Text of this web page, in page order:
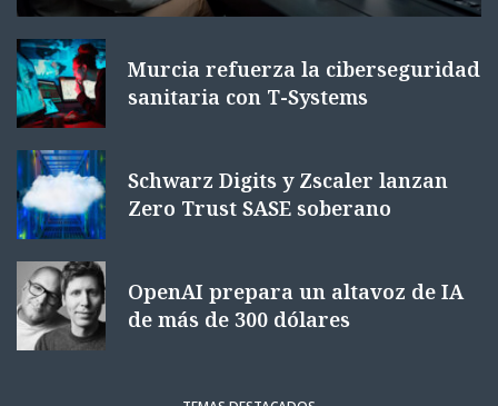
Murcia refuerza la ciberseguridad
sanitaria con T-Systems
Schwarz Digits y Zscaler lanzan
Zero Trust SASE soberano
OpenAI prepara un altavoz de IA
de más de 300 dólares